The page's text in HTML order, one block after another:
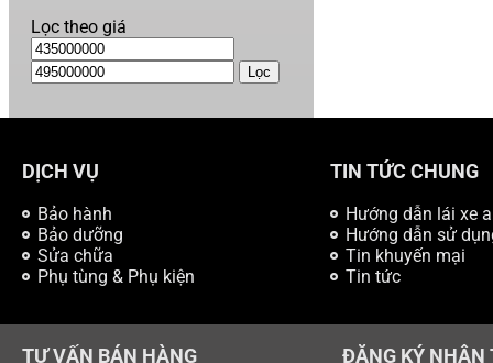
Lọc theo giá
Lọc
DỊCH VỤ
Bảo hành
Bảo dưỡng
Sửa chữa
Phụ tùng & Phụ kiện
TIN TỨC CHUNG
Hướng dẫn lái xe
Hướng dẫn sử
Tin khuyến mại
Tin tức
TƯ VẤN BÁN HÀNG ĐĂNG KÝ NHẬN